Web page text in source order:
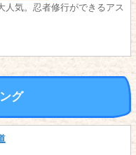
人気。忍者修行ができるアス
グ